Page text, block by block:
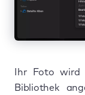
Ihr Foto
Bibliothek